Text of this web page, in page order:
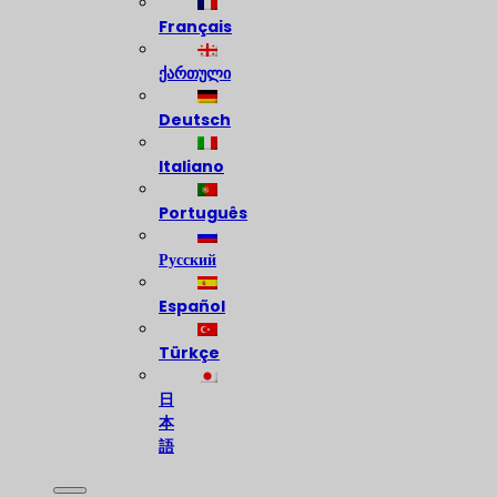
Français
ქართული
Deutsch
Italiano
Português
Русский
Español
Türkçe
日
本
語